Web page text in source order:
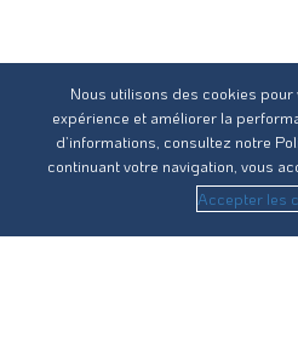
Nous utilisons des cookies
expérience et améliorer la
d’informations, consultez notre
continuant votre navigation, vous
Accepter les